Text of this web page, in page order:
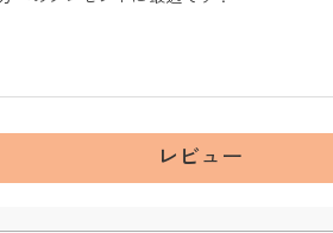
レビュー